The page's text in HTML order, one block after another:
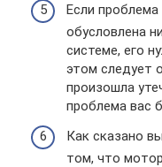
Если
обусловлена
системе, его
этом следует
произошла
проблема вас
Как сказано
том, что